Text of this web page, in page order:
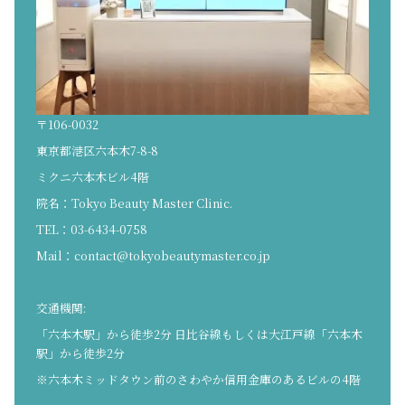
〒106-0032
東京都港区六本木7-8-8
ミクニ六本木ビル4階
院名：Tokyo Beauty Master Clinic.
TEL：03-6434-0758
Mail： contact@tokyobeautymaster.co.jp
交通機関:
「六本木駅」から徒歩2分 日比谷線もしくは大江戸線「六本木
駅」から徒歩2分
※六本木ミッドタウン前のさわやか信用金庫のあるビルの4階